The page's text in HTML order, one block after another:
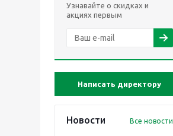
Узнавайте о скидках и
акциях первым
Написать директору
Новости Все новости